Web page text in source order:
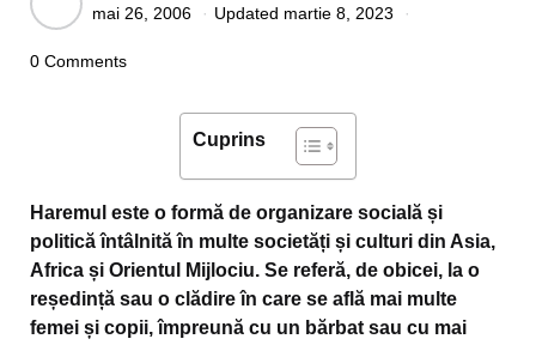
by
mai 26, 2006
Updated martie 8, 2023
0 Comments
Cuprins
Haremul este o formă de organizare socială și
politică întâlnită în multe societăți și culturi din Asia,
Africa și Orientul Mijlociu. Se referă, de obicei, la o
reședință sau o clădire în care se află mai multe
femei și copii, împreună cu un bărbat sau cu mai